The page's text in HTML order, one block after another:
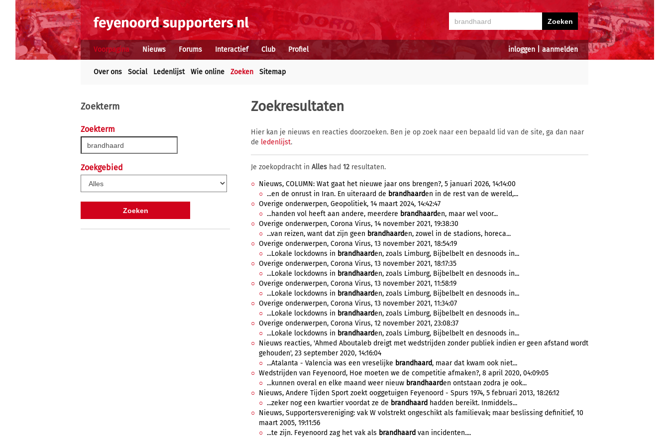
inloggen aanmelden
Voorpagina Nieuws Forums Interactief Club Profiel
Over ons Social Ledenlijst Wie online Zoeken Sitemap
Zoekterm
Zoekterm
Zoekgebied
Zoekresultaten
Hier kan je nieuws en reacties doorzoeken. Ben je op zoek naar een bepaald lid van de site, ga dan naar
de ledenlijst.
Je zoekopdracht in Alles had 12 resultaten.
Nieuws, COLUMN: Wat gaat het nieuwe jaar ons brengen?, 5 januari 2026, 14:14:00
...en de onrust in Iran. En uiteraard de brandhaarden in de rest van de wereld,...
Overige onderwerpen, Geopolitiek, 14 maart 2024, 14:42:47
...handen vol heeft aan andere, meerdere brandhaarden, maar wel voor...
Overige onderwerpen, Corona Virus, 14 november 2021, 19:38:30
...van reizen, want dat zijn geen brandhaarden, zowel in de stadions, horeca...
Overige onderwerpen, Corona Virus, 13 november 2021, 18:54:19
...Lokale lockdowns in brandhaarden, zoals Limburg, Bijbelbelt en desnoods in...
Overige onderwerpen, Corona Virus, 13 november 2021, 18:17:35
...Lokale lockdowns in brandhaarden, zoals Limburg, Bijbelbelt en desnoods in...
Overige onderwerpen, Corona Virus, 13 november 2021, 11:58:19
...Lokale lockdowns in brandhaarden, zoals Limburg, Bijbelbelt en desnoods in...
Overige onderwerpen, Corona Virus, 13 november 2021, 11:34:07
...Lokale lockdowns in brandhaarden, zoals Limburg, Bijbelbelt en desnoods in...
Overige onderwerpen, Corona Virus, 12 november 2021, 23:08:37
...Lokale lockdowns in brandhaarden, zoals Limburg, Bijbelbelt en desnoods in...
Nieuws reacties, 'Ahmed Aboutaleb dreigt met wedstrijden zonder publiek indien er geen afstand wordt
gehouden', 23 september 2020, 14:16:04
...Atalanta - Valencia was een vreselijke brandhaard, maar dat kwam ook niet...
Wedstrijden van Feyenoord, Hoe moeten we de competitie afmaken?, 8 april 2020, 04:09:05
...kunnen overal en elke maand weer nieuw brandhaarden ontstaan zodra je ook...
Nieuws, Andere Tijden Sport zoekt ooggetuigen Feyenoord - Spurs 1974, 5 februari 2013, 18:26:12
...zeker nog een kwartier voordat ze de brandhaard hadden bereikt. Inmiddels...
Nieuws, Supportersvereniging: vak W volstrekt ongeschikt als familievak; maar beslissing definitief, 10
maart 2005, 19:11:56
...te zijn. Feyenoord zag het vak als brandhaard van incidenten....